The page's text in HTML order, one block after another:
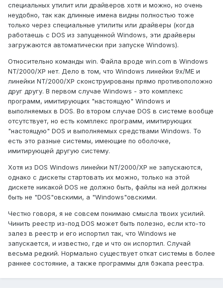
специальных утилит или драйверов хотя и можно, но очень
неудобно, так как длинные имена видны полностью тоже
только через специальные утилиты или драйверы (когда
работаешь с DOS из запущенной Windows, эти драйверы
загружаются автоматически при запуске Windows).
Относительно команды win. Файла вроде win.com в Windows
NT/2000/XP нет. Дело в том, что Windows линейки 9х/ME и
линейки NT/2000/XP сконструированы прямо противоположно
друг другу. В первом случае Windows - это комплекс
программ, имитирующих "настоящую" Windows и
выполняемых в DOS. Во втором случае DOS в системе вообще
отсутствует, но есть комплекс программ, имитирующих
"настоящую" DOS и выполняемых средствами Windows. То
есть это разные системы, имеющие по оболочке,
имитирующей другую систему.
Хотя из DOS Windows линейки NT/2000/XP не запускаются,
однако с дискеты стартовать их можно, только на этой
дискете никакой DOS не должно быть, файлы на ней должны
быть не "DOS"овскими, а "Windows"овскими.
Честно говоря, я не совсем понимаю смысла твоих усилий.
Чинить реестр из-под DOS может быть полезно, если кто-то
залез в реестр и его испортил так, что Windows не
запускается, и известно, где и что он испортил. Случай
весьма редкий. Нормально существует откат системы в более
раннее состояние, а также программы для бэкапа реестра.